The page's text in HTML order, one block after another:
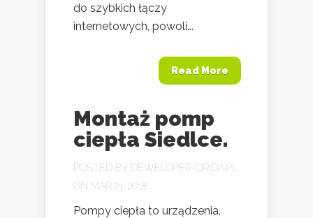
do szybkich łączy
internetowych, powoli...
Read More
Montaż pomp
ciepła Siedlce.
POSTED BY DEWELOPER-ORIDA.PL
ON MAR 21, 2018
Pompy ciepła to urządzenia,